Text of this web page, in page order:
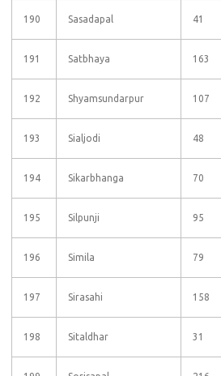
190 Sasadapal 41
191 Satbhaya 163
192 Shyamsundarpur 107
193 Sialjodi 48
194 Sikarbhanga 70
195 Silpunji 95
196 Simila 79
197 Sirasahi 158
198 Sitaldhar 31